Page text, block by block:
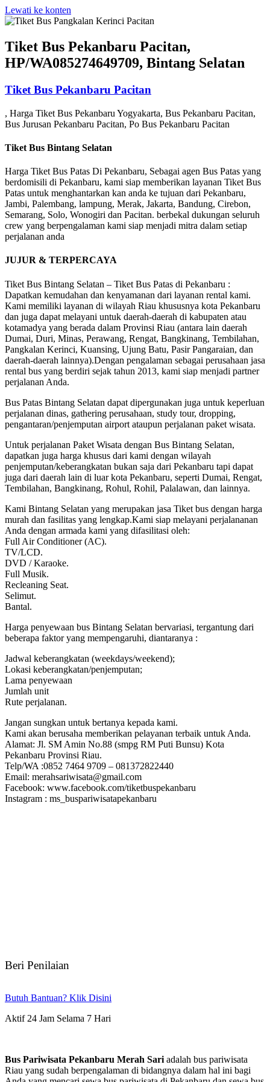
Lewati ke konten
Tiket Bus Pekanbaru Pacitan,
HP/WA085274649709, Bintang Selatan
Tiket Bus Pekanbaru Pacitan
, Harga Tiket Bus Pekanbaru Yogyakarta, Bus Pekanbaru Pacitan,
Bus Jurusan Pekanbaru Pacitan, Po Bus Pekanbaru Pacitan
Tiket Bus Bintang Selatan
Harga Tiket Bus Patas Di Pekanbaru, Sebagai agen Bus Patas yang
berdomisili di Pekanbaru, kami siap memberikan layanan Tiket Bus
Patas untuk menghantarkan kan anda ke tujuan dari Pekanbaru,
Jambi, Palembang, lampung, Merak, Jakarta, Bandung, Cirebon,
Semarang, Solo, Wonogiri dan Pacitan. berbekal dukungan seluruh
crew yang berpengalaman kami siap menjadi mitra dalam setiap
perjalanan anda
JUJUR & TERPERCAYA
Tiket Bus Bintang Selatan – Tiket Bus Patas di Pekanbaru :
Dapatkan kemudahan dan kenyamanan dari layanan rental kami.
Kami memiliki layanan di wilayah Riau khususnya kota Pekanbaru
dan juga dapat melayani untuk daerah-daerah di kabupaten atau
kotamadya yang berada dalam Provinsi Riau (antara lain daerah
Dumai, Duri, Minas, Perawang, Rengat, Bangkinang, Tembilahan,
Pangkalan Kerinci, Kuansing, Ujung Batu, Pasir Pangaraian, dan
daerah-daerah lainnya).Dengan pengalaman sebagai perusahaan jasa
rental bus yang berdiri sejak tahun 2013, kami siap menjadi partner
perjalanan Anda.
Bus Patas Bintang Selatan dapat dipergunakan juga untuk keperluan
perjalanan dinas, gathering perusahaan, study tour, dropping,
pengantaran/penjemputan airport ataupun perjalanan paket wisata.
Untuk perjalanan Paket Wisata dengan Bus Bintang Selatan,
dapatkan juga harga khusus dari kami dengan wilayah
penjemputan/keberangkatan bukan saja dari Pekanbaru tapi dapat
juga dari daerah lain di luar kota Pekanbaru, seperti Dumai, Rengat,
Tembilahan, Bangkinang, Rohul, Rohil, Palalawan, dan lainnya.
Kami Bintang Selatan yang merupakan jasa Tiket bus dengan harga
murah dan fasilitas yang lengkap.Kami siap melayani perjalananan
Anda dengan armada kami yang difasilitasi oleh:
Full Air Conditioner (AC).
TV/LCD.
DVD / Karaoke.
Full Musik.
Recleaning Seat.
Selimut.
Bantal.
Harga penyewaan bus Bintang Selatan bervariasi, tergantung dari
beberapa faktor yang mempengaruhi, diantaranya :
Jadwal keberangkatan (weekdays/weekend);
Lokasi keberangkatan/penjemputan;
Lama penyewaan
Jumlah unit
Rute perjalanan.
Jangan sungkan untuk bertanya kepada kami.
Kami akan berusaha memberikan pelayanan terbaik untuk Anda.
Alamat: Jl. SM Amin No.88 (smpg RM Puti Bunsu) Kota
Pekanbaru Provinsi Riau.
Telp/WA :0852 7464 9709 – 081372822440
Email: merahsariwisata@gmail.com
Facebook: www.facebook.com/tiketbuspekanbaru
Instagram : ms_buspariwisatapekanbaru
Beri Penilaian
Butuh Bantuan? Klik Disini
Aktif 24 Jam Selama 7 Hari
Bus Pariwisata Pekanbaru Merah Sari adalah bus pariwisata
Riau yang sudah berpengalaman di bidangnya dalam hal ini bagi